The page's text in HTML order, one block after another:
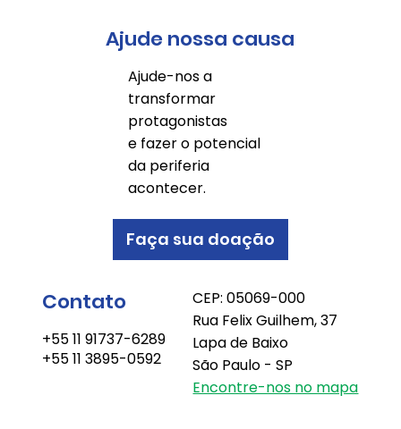
Ajude nossa causa
Ajude-nos a
transformar
protagonistas
e fazer o potencial
da periferia
acontecer.
Faça sua doação
Contato
+55 11 91737-6289
+55 11 3895-0592
CEP: 05069-000
Rua Felix Guilhem, 37
Lapa de Baixo
São Paulo - SP
Encontre-nos no mapa